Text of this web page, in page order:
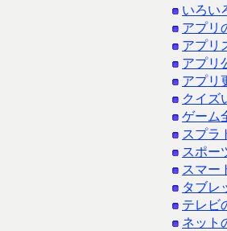
いろい
アプリ
アプリ
アプリ
アプリ
クイズ
ゲーム
スプラ
スポー
スマー
タブレ
テレビ
ネット